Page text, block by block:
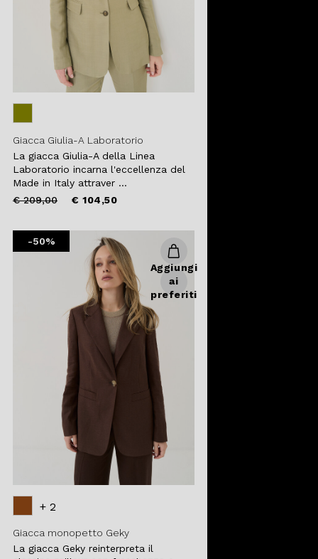
Giacca Giulia-A Laboratorio
La giacca Giulia-A della Linea
Laboratorio incarna l'eccellenza del
Made in Italy attraver ...
Price
€ 209,00to € 104,50
-50%
Aggiungi
ai
preferiti
+ 2
Giacca monopetto Geky
La giacca Geky reinterpreta il